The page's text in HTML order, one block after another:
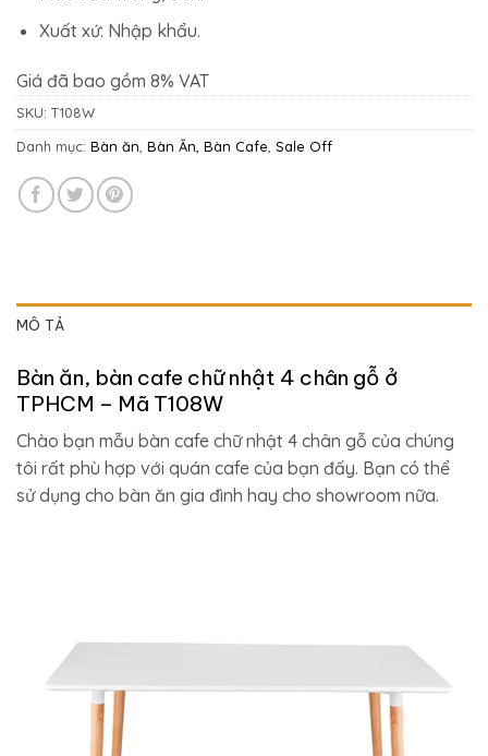
Xuất xứ: Nhập khẩu.
Giá đã bao gồm 8% VAT
SKU: T108W
Danh mục: Bàn ăn Bàn Ăn, Bàn Cafe Sale Off
MÔ TẢ
Bàn ăn, bàn cafe chữ nhật 4 chân gỗ ở
TPHCM – Mã T108W
Chào bạn mẫu bàn cafe chữ nhật 4 chân gỗ của chúng
tôi rất phù hợp với quán cafe của bạn đấy. Bạn có thể
sử dụng cho bàn ăn gia đình hay cho showroom nữa.